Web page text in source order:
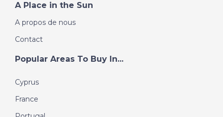
A Place in the Sun
A propos de nous
Contact
Popular Areas To Buy In...
Cyprus
France